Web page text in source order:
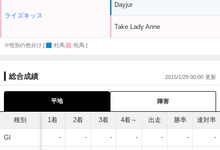
ライズキッス
Dayjur
Take Lady Anne
※性別の色分け [ :牡馬 :牝馬 ]
総合成績 2015/1/29 00:00
平地 障害
種別
GI
1着 2着 3着 4着～ 出走 勝率 連対率
- - - - - - -